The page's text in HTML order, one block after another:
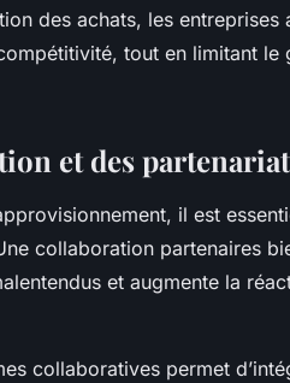
des achats, les entreprises
tout en limitant le
et des
il est
collaboration partenaires
et augmente la
collaboratives permet